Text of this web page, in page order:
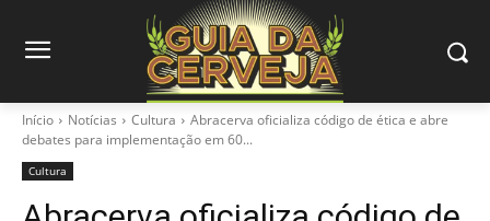
Início Notícias Cultura
Abracerva oficializa código de ética e abre
debates para implementação em 60...
Cultura